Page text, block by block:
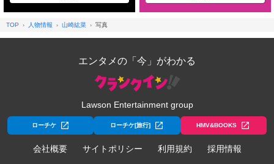
TOP 人物情報 山崎紘菜 写真
エンタメの「今」がわかる
Lawson Entertainment group
ローチケ ローチケ[旅行] HMV&BOOKS
会社概要 サイトポリシー 利用規約 採用情報